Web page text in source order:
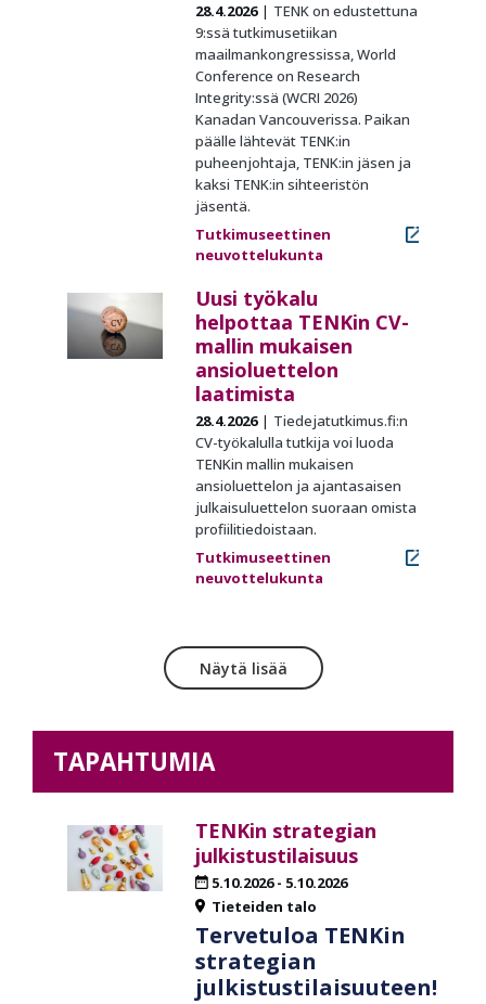
28.4.2026
TENK on edustettuna
9:ssä tutkimusetiikan
maailmankongressissa, World
Conference on Research
Integrity:ssä (WCRI 2026)
Kanadan Vancouverissa. Paikan
päälle lähtevät TENK:in
puheenjohtaja, TENK:in jäsen ja
kaksi TENK:in sihteeristön
jäsentä.
Tutkimuseettinen
neuvottelukunta
Uusi työkalu
helpottaa TENKin CV-
mallin mukaisen
ansioluettelon
laatimista
28.4.2026
Tiedejatutkimus.fi:n
CV-työkalulla tutkija voi luoda
TENKin mallin mukaisen
ansioluettelon ja ajantasaisen
julkaisuluettelon suoraan omista
profiilitiedoistaan.
Tutkimuseettinen
neuvottelukunta
Näytä lisää
TAPAHTUMIA
TENKin strategian
julkistustilaisuus
5.10.2026- 5.10.2026
Tieteiden talo
Tervetuloa TENKin
strategian
julkistustilaisuuteen!